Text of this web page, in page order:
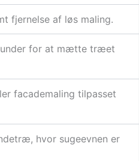
fjernelse af løs maling.
for at mætte træet
facademaling tilpasset
hvor sugeevnen er